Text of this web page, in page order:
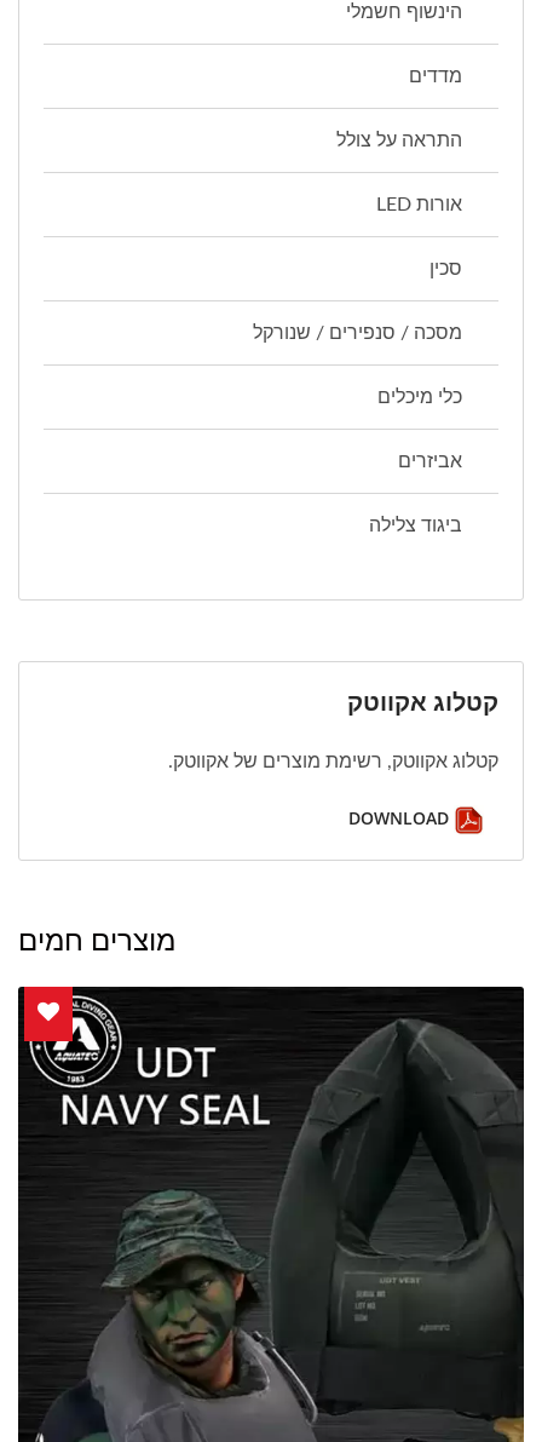
הינשוף חשמלי
מדדים
התראה על צולל
אורות LED
סכין
מסכה / סנפירים / שנורקל
כלי מיכלים
אביזרים
ביגוד צלילה
קטלוג אקווטק
קטלוג אקווטק, רשימת מוצרים של אקווטק.
מוצרים חמים